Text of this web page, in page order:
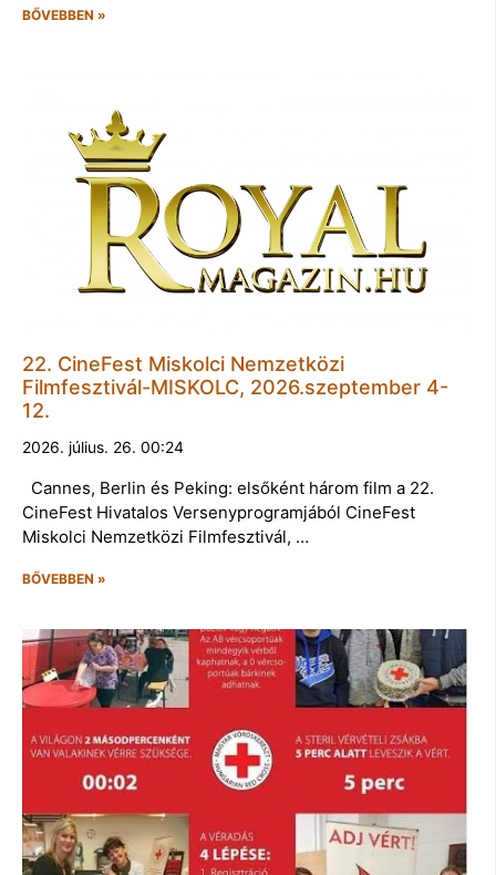
BŐVEBBEN »
22. CineFest Miskolci Nemzetközi
Filmfesztivál-MISKOLC, 2026.szeptember 4-
12.
2026. július. 26. 00:24
Cannes, Berlin és Peking: elsőként három film a 22.
CineFest Hivatalos Versenyprogramjából CineFest
Miskolci Nemzetközi Filmfesztivál, …
BŐVEBBEN »